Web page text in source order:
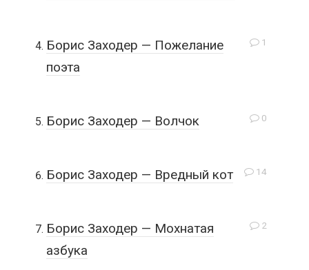
1
Борис Заходер — Пожелание
поэта
0
Борис Заходер — Волчок
14
Борис Заходер — Вредный кот
2
Борис Заходер — Мохнатая
азбука